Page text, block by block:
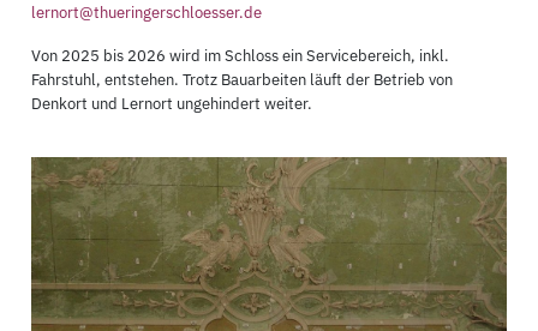
lernort@thueringerschloesser.de
Von 2025 bis 2026 wird im Schloss ein Servicebereich, inkl.
Fahrstuhl, entstehen. Trotz Bauarbeiten läuft der Betrieb von
Denkort und Lernort ungehindert weiter.